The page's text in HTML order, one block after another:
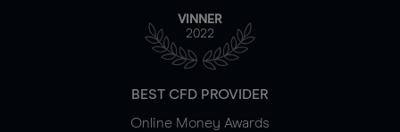
VINNER
2022
BEST CFD PROVIDER
Online Money Awards